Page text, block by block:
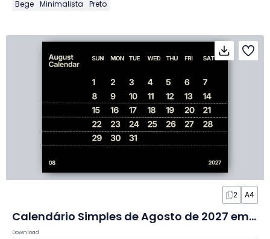
Bege Minimalista Preto
2 A4
Calendário Simples de Agosto de 2027 em Slides
Download